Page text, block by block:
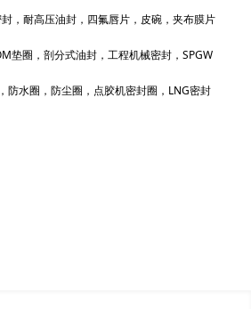
，耐高压油封，四氟唇片，皮碗，夹布膜片
垫圈，剖分式油封，工程机械密封，SPGW
防水圈，防尘圈，点胶机密封圈，LNG密封